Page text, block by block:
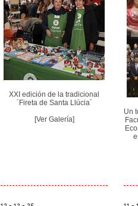
XXI edición de la tradicional
´Fireta de Santa Llúcia´
[Ver Galería]
Un